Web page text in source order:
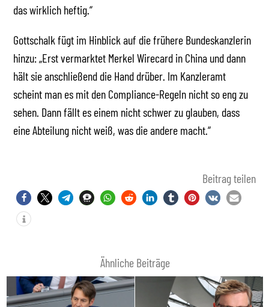
das wirklich heftig.“
Gottschalk fügt im Hinblick auf die frühere Bundeskanzlerin
hinzu: „Erst vermarktet Merkel Wirecard in China und dann
hält sie anschließend die Hand drüber. Im Kanzleramt
scheint man es mit den Compliance-Regeln nicht so eng zu
sehen. Dann fällt es einem nicht schwer zu glauben, dass
eine Abteilung nicht weiß, was die andere macht.“
Beitrag teilen
Ähnliche Beiträge